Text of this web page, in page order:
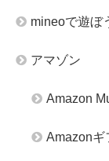
mineoで遊ぼ
アマゾン
Amazon
Amazonギ